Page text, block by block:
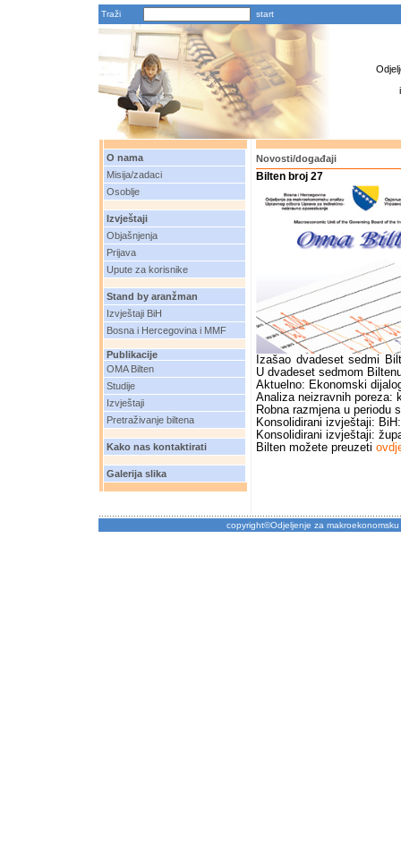
Traži
O nama
Misija/zadaci
Osoblje
Izvještaji
Objašnjenja
Prijava
Upute za korisnike
Stand by aranžman
Izvještaji BiH
Bosna i Hercegovina i MMF
Publikacije
OMA Bilten
Studije
Izvještaji
Pretraživanje biltena
Kako nas kontaktirati
Galerija slika
Novosti/događaji
Bilten broj 27
Izašao dvadeset sedmi
U dvadeset sedmom
Aktuelno: Ekonomski
Analiza neizravnih poreza:
Robna razmjena u periodu
Konsolidirani izvještaji:
Konsolidirani izvještaji:
Bilten možete preuzeti
copyright©Odjeljenje za